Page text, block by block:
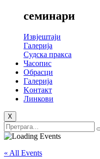
семинари
Извјештаји
Галерија
Судска пракса
Часопис
Обрасци
Галерија
Kонтакт
Линкови
X
« All Events